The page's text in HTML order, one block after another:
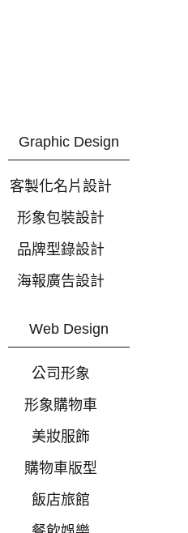
Graphic Design
客製化名片設計
形象包裝設計
品牌型錄設計
海報廣告設計
Web Design
公司形象
形象購物車
美妝服飾
購物車版型
飯店旅館